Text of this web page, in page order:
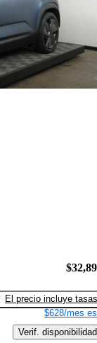
El precio incluye tasas
$628/mes
Verif. disponibilidad